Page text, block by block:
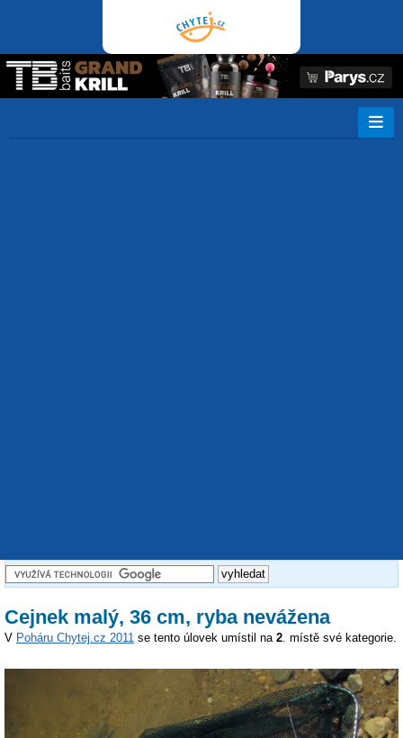
Cejnek malý, 36 cm, ryba nevážena
V Poháru Chytej.cz 2011 se tento úlovek umístil na 2. místě své kategorie.